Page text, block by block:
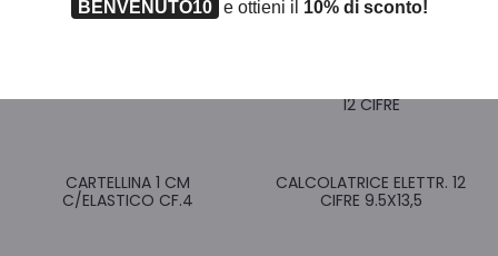
12 CIFRE
CARTELLINA 1 CM
C/ELASTICO CF.4
CALCOLATRICE ELETTR. 12
CIFRE 9.5X13,5
BENVENUTO10
e ottieni il 10% di sconto!